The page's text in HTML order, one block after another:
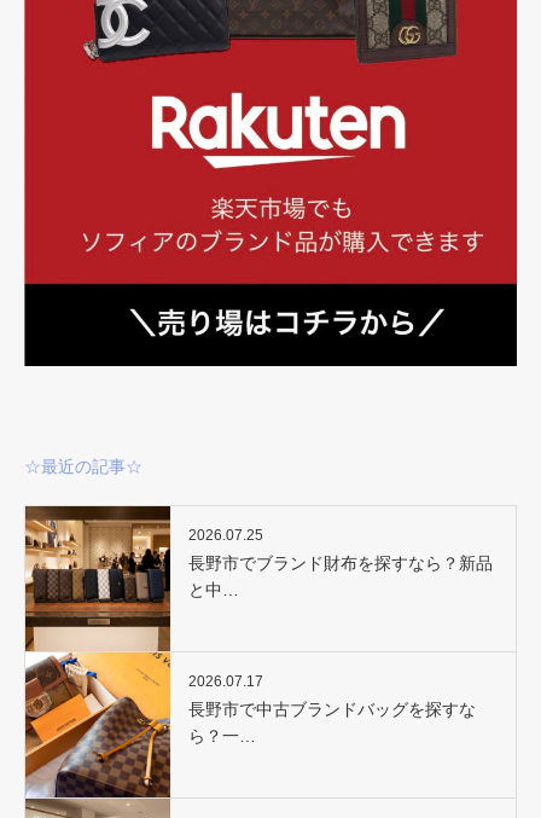
☆最近の記事☆
2026.07.25
長野市でブランド財布を探すなら？新品
と中…
2026.07.17
長野市で中古ブランドバッグを探すな
ら？一…